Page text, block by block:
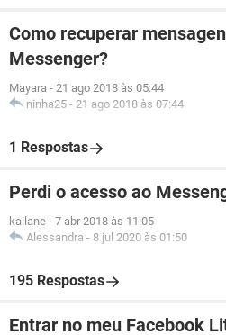
Como recuperar
Messenger?
Mayara - 21 ago 2018 às 05:44
ninha25 - 21 ago 2018 às 07:44
1 Respostas
Perdi o acesso ao
kailane - 7 abr 2018 às 11:05
Alessandra - 8 jul 2020 às 01:50
195 Respostas
Entrar no meu Facebook